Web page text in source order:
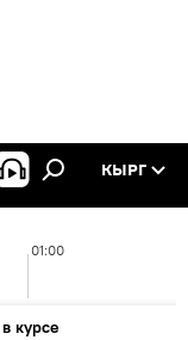
КЫРГ
01:00
курсе